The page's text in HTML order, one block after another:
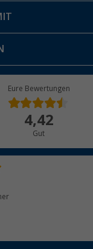
Eure Bewertungen
4,42
Gut